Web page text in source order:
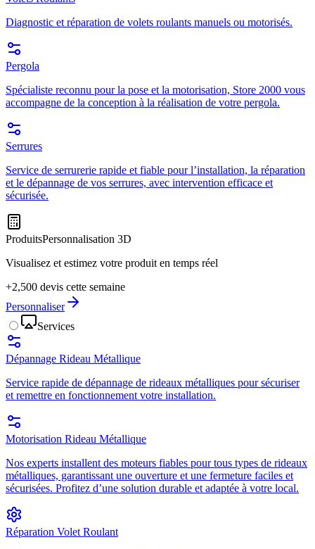
Diagnostic et réparation de volets roulants manuels ou motorisés.
Pergola
Spécialiste reconnu pour la pose et la motorisation, Store 2000 vous
accompagne de la conception à la réalisation de votre pergola.
Serrures
Service de serrurerie rapide et fiable pour l’installation, la réparation
et le dépannage de vos serrures, avec intervention efficace et
sécurisée.
ProduitsPersonnalisation 3D
Visualisez et estimez votre produit en temps réel
+2,500 devis cette semaine
Personnaliser
Services
Dépannage Rideau Métallique
Service rapide de dépannage de rideaux métalliques pour sécuriser
et remettre en fonctionnement votre installation.
Motorisation Rideau Métallique
Nos experts installent des moteurs fiables pour tous types de rideaux
métalliques, garantissant une ouverture et une fermeture faciles et
sécurisées. Profitez d’une solution durable et adaptée à votre local.
Réparation Volet Roulant